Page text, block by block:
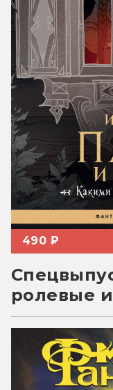
490 ₽
ролевые